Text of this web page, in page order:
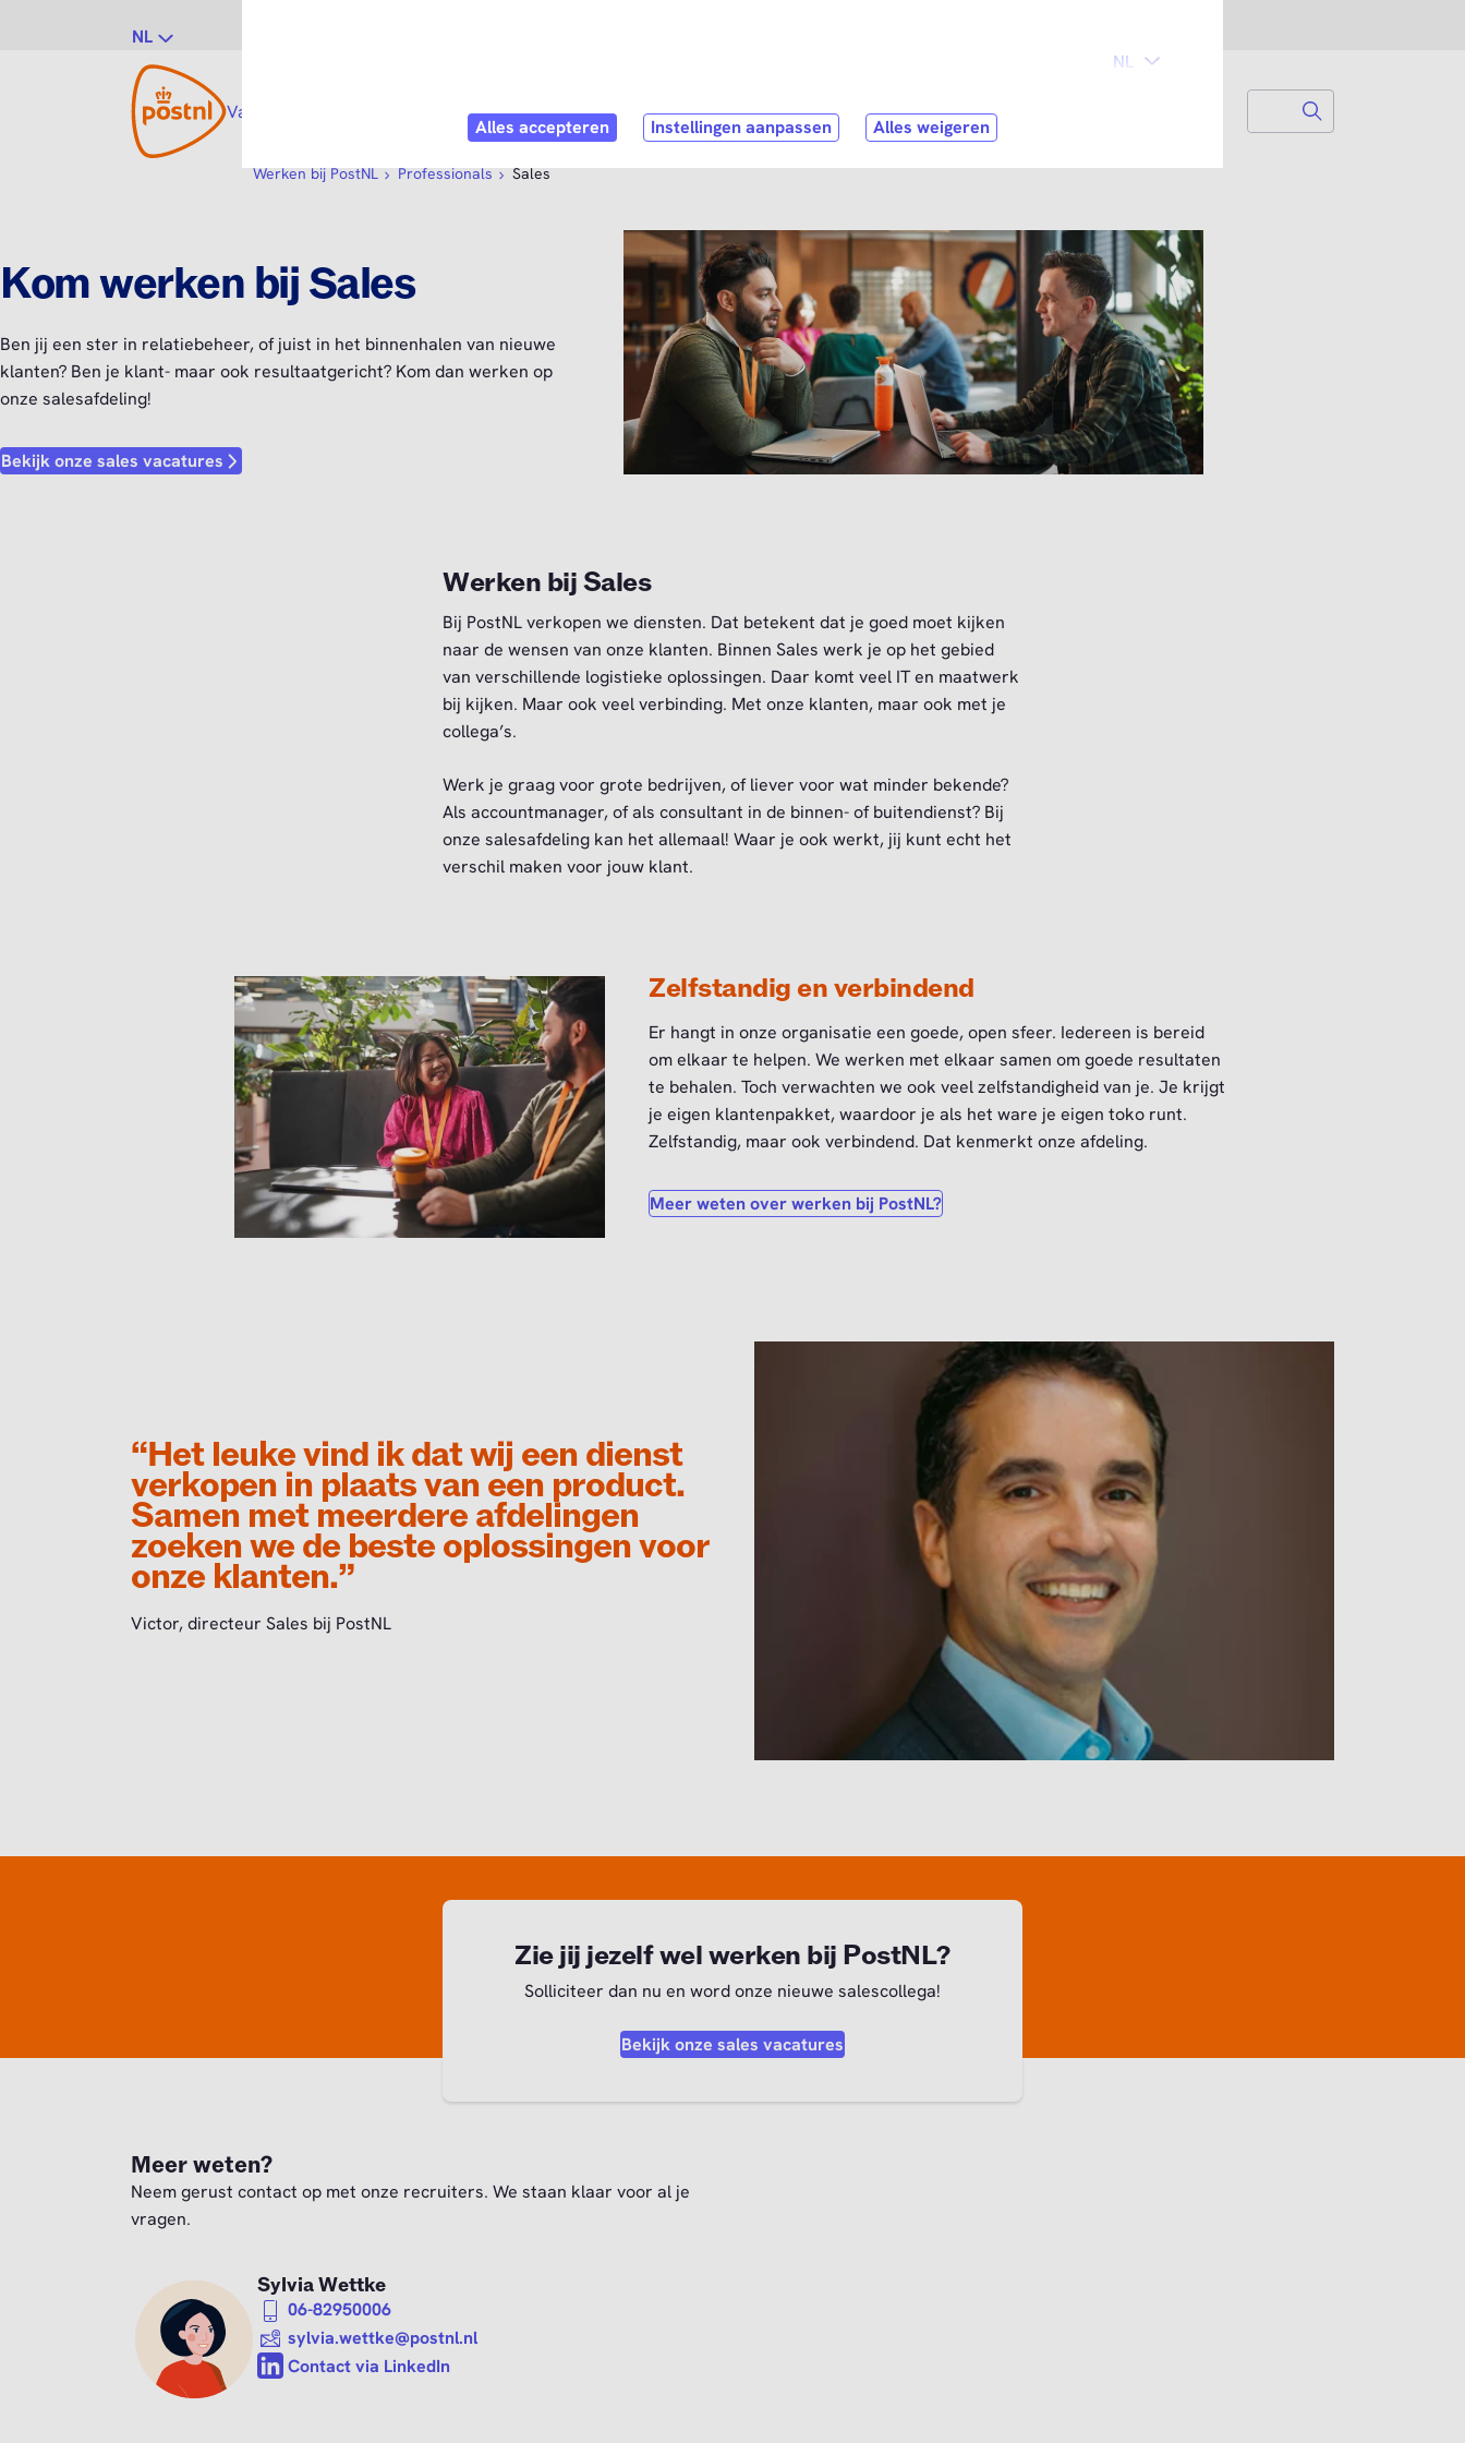
NL
Vacatures PostNL als werkgever Contact Zoek naar...
Werken bij PostNL Professionals Sales
Kom werken bij Sales
Ben jij een ster in relatiebeheer, of juist in het binnenhalen van nieuwe
klanten? Ben je klant- maar ook resultaatgericht? Kom dan werken op
onze salesafdeling!
Bekijk onze sales vacatures
Werken bij Sales
Bij PostNL verkopen we diensten. Dat betekent dat je goed moet kijken
naar de wensen van onze klanten. Binnen Sales werk je op het gebied
van verschillende logistieke oplossingen. Daar komt veel IT en maatwerk
bij kijken. Maar ook veel verbinding. Met onze klanten, maar ook met je
collega’s.
Werk je graag voor grote bedrijven, of liever voor wat minder bekende?
Als accountmanager, of als consultant in de binnen- of buitendienst? Bij
onze salesafdeling kan het allemaal! Waar je ook werkt, jij kunt echt het
verschil maken voor jouw klant.
Zelfstandig en verbindend
Er hangt in onze organisatie een goede, open sfeer. Iedereen is bereid
om elkaar te helpen. We werken met elkaar samen om goede resultaten
te behalen. Toch verwachten we ook veel zelfstandigheid van je. Je krijgt
je eigen klantenpakket, waardoor je als het ware je eigen toko runt.
Zelfstandig, maar ook verbindend. Dat kenmerkt onze afdeling.
Meer weten over werken bij PostNL?
“Het leuke vind ik dat wij een dienst
verkopen in plaats van een product.
Samen met meerdere afdelingen
zoeken we de beste oplossingen voor
onze klanten.”
Victor, directeur Sales bij PostNL
Zie jij jezelf wel werken bij PostNL?
Solliciteer dan nu en word onze nieuwe salescollega!
Bekijk onze sales vacatures
Meer weten?
Neem gerust contact op met onze recruiters. We staan klaar voor al je
vragen.
Sylvia Wettke
06-82950006
sylvia.wettke@postnl.nl
Contact via LinkedIn